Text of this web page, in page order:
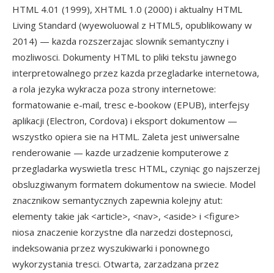
HTML 4.01 (1999), XHTML 1.0 (2000) i aktualny HTML
Living Standard (wyewoluowal z HTML5, opublikowany w
2014) — kazda rozszerzajac slownik semantyczny i
mozliwosci. Dokumenty HTML to pliki tekstu jawnego
interpretowalnego przez kazda przegladarke internetowa,
a rola jezyka wykracza poza strony internetowe:
formatowanie e-mail, tresc e-bookow (EPUB), interfejsy
aplikacji (Electron, Cordova) i eksport dokumentow —
wszystko opiera sie na HTML. Zaleta jest uniwersalne
renderowanie — kazde urzadzenie komputerowe z
przegladarka wyswietla tresc HTML, czyniąc go najszerzej
obsluzgiwanym formatem dokumentow na swiecie. Model
znacznikow semantycznych zapewnia kolejny atut:
elementy takie jak <article>, <nav>, <aside> i <figure>
niosa znaczenie korzystne dla narzedzi dostepnosci,
indeksowania przez wyszukiwarki i ponownego
wykorzystania tresci. Otwarta, zarzadzana przez